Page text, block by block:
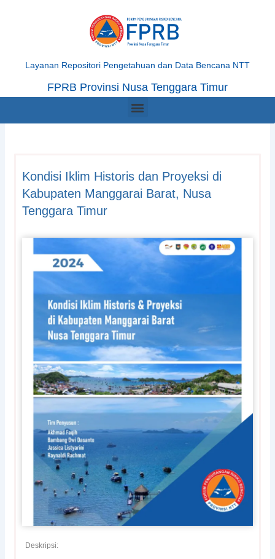
Layanan Repositori Pengetahuan dan Data Bencana NTT
FPRB Provinsi Nusa Tenggara Timur
Menu
Kondisi Iklim Historis dan Proyeksi di
Kabupaten Manggarai Barat, Nusa
Tenggara Timur
Deskripsi: